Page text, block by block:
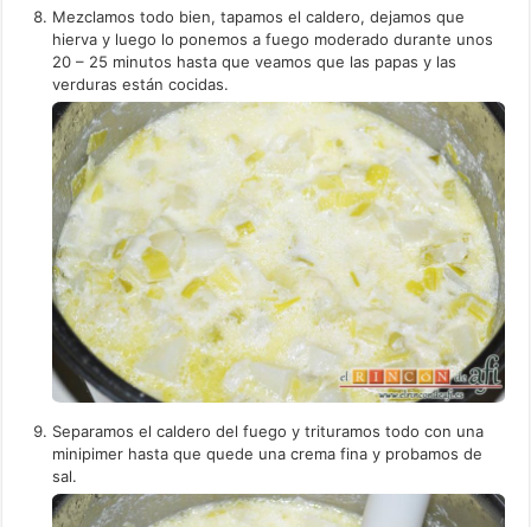
Mezclamos todo bien, tapamos el caldero, dejamos que
hierva y luego lo ponemos a fuego moderado durante unos
20 – 25 minutos hasta que veamos que las papas y las
verduras están cocidas.
Separamos el caldero del fuego y trituramos todo con una
minipimer hasta que quede una crema fina y probamos de
sal.